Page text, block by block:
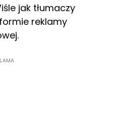
jak tłumaczy
reklamy